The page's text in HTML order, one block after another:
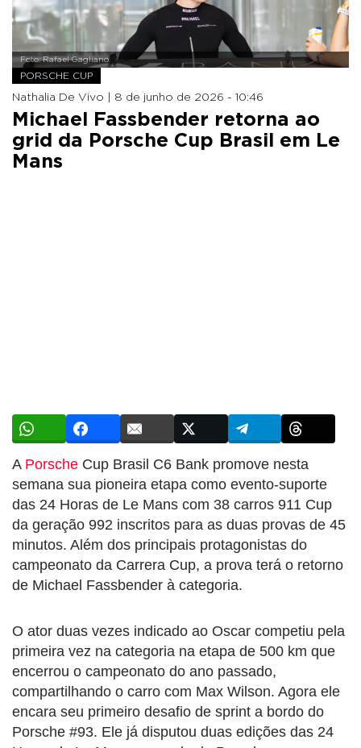
Foto: Rafael Gagliano
PORSCHE CUP
Nathalia De Vivo | 8 de junho de 2026 - 10:46
Michael Fassbender retorna ao
grid da Porsche Cup Brasil em Le
Mans
A Porsche Cup Brasil C6 Bank promove nesta
semana sua pioneira etapa como evento-suporte
das 24 Horas de Le Mans com 38 carros 911 Cup
da geração 992 inscritos para as duas provas de 45
minutos. Além dos principais protagonistas do
campeonato da Carrera Cup, a prova terá o retorno
de Michael Fassbender à categoria.
O ator duas vezes indicado ao Oscar competiu pela
primeira vez na categoria na etapa de 500 km que
encerrou o campeonato do ano passado,
compartilhando o carro com Max Wilson. Agora ele
encara seu primeiro desafio de sprint a bordo do
Porsche #93. Ele já disputou duas edições das 24